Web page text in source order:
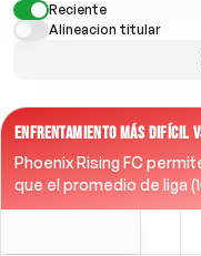
Reciente
Alineacion titular
ENFRENTAMIENTO MÁS DIFÍCIL
Phoenix Rising FC
que el promedio de liga